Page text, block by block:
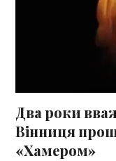
Два роки
Вінниця
«Хамером»